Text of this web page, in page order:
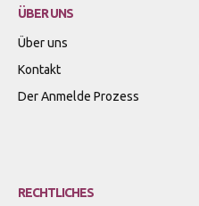
ÜBER UNS
Über uns
Kontakt
Der Anmelde Prozess
RECHTLICHES